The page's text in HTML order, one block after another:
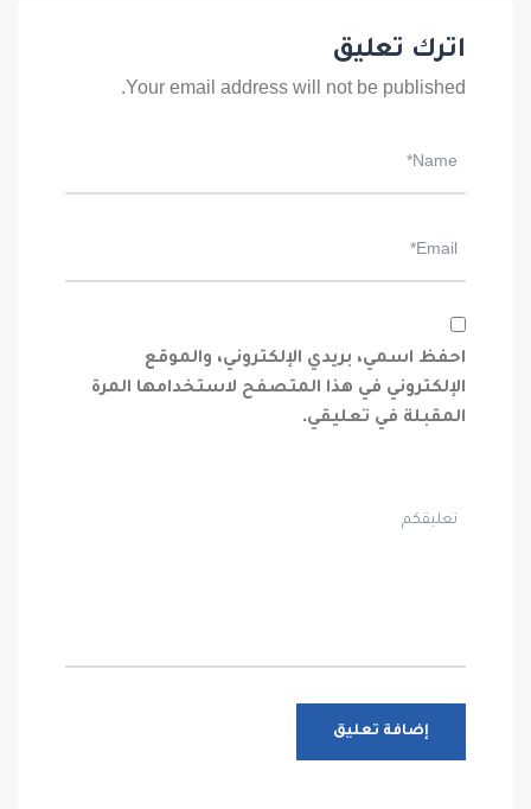
اترك تعليق
Your email address will not be published.
احفظ اسمي، بريدي الإلكتروني، والموقع
الإلكتروني في هذا المتصفح لاستخدامها المرة
المقبلة في تعليقي.